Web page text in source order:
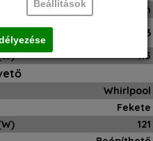
Nem
3
115
Whirlpool
Fekete
121
Beállítások